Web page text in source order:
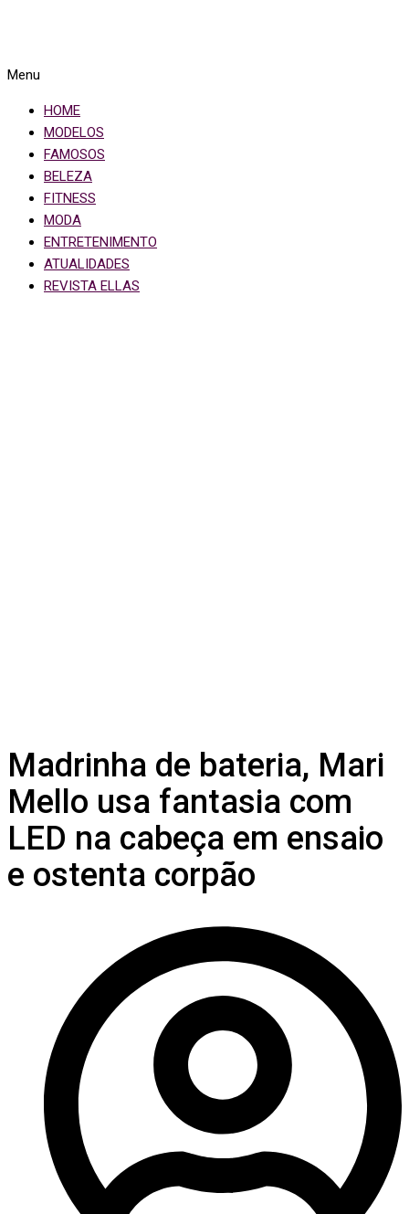
Menu
HOME
MODELOS
FAMOSOS
BELEZA
FITNESS
MODA
ENTRETENIMENTO
ATUALIDADES
REVISTA ELLAS
Madrinha de bateria, Mari
Mello usa fantasia com
LED na cabeça em ensaio
e ostenta corpão